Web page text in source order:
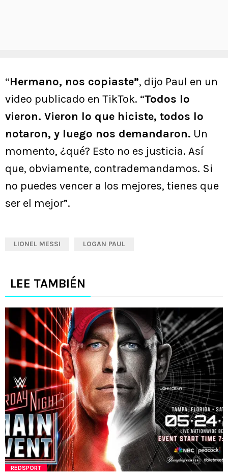
“Hermano, nos copiaste”, dijo Paul en un
video publicado en TikTok. “Todos lo
vieron. Vieron lo que hiciste, todos lo
notaron, y luego nos demandaron. Un
momento, ¿qué? Esto no es justicia. Así
que, obviamente, contrademandamos. Si
no puedes vencer a los mejores, tienes que
ser el mejor”.
LIONEL MESSI LOGAN PAUL
LEE TAMBIÉN
REDSPORT